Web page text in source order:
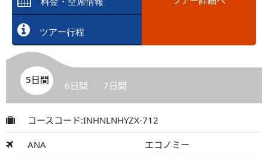
ツアー行程
5日間 6日間 7日間
コースコード:INHNLNHYZX-712
ANA エコノミー